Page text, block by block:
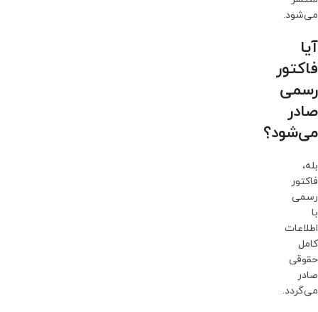
می‌شود.
آیا
فاکتور
رسمی
صادر
می‌شود؟
بله،
فاکتور
رسمی
با
اطلاعات
کامل
حقوقی
صادر
می‌گردد.